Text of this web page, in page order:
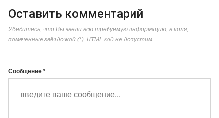
Оставить комментарий
Убедитесь, что Вы ввели всю требуемую информацию, в поля,
помеченные звёздочкой (*). HTML код не допустим.
Сообщение *